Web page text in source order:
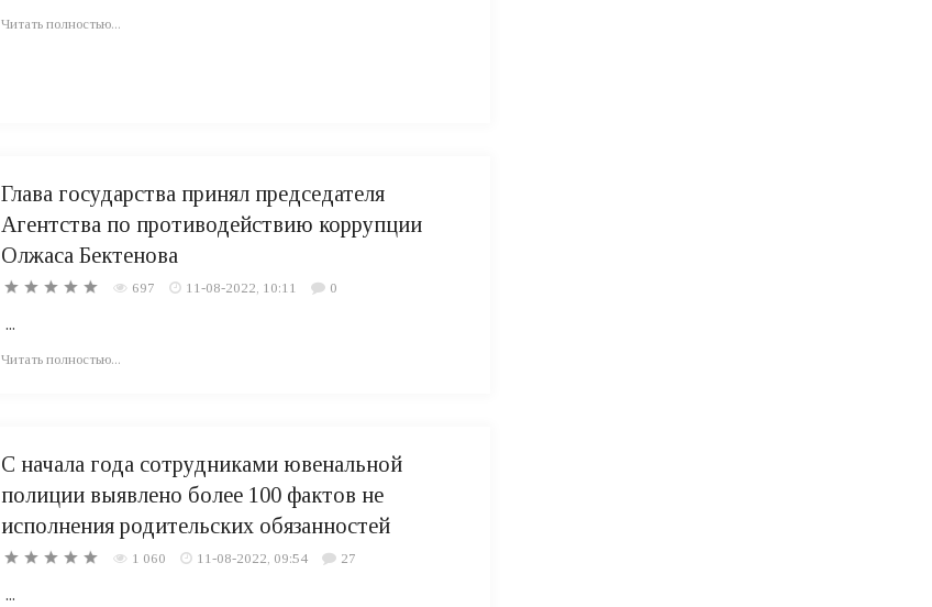
Читать полностью...
Глава государства принял председателя
Агентства по противодействию коррупции
Олжаса Бектенова
697 11-08-2022, 10:11 0
...
Читать полностью...
С начала года сотрудниками ювенальной
полиции выявлено более 100 фактов не
исполнения родительских обязанностей
1 060 11-08-2022, 09:54 27
...